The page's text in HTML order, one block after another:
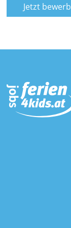
Jetzt